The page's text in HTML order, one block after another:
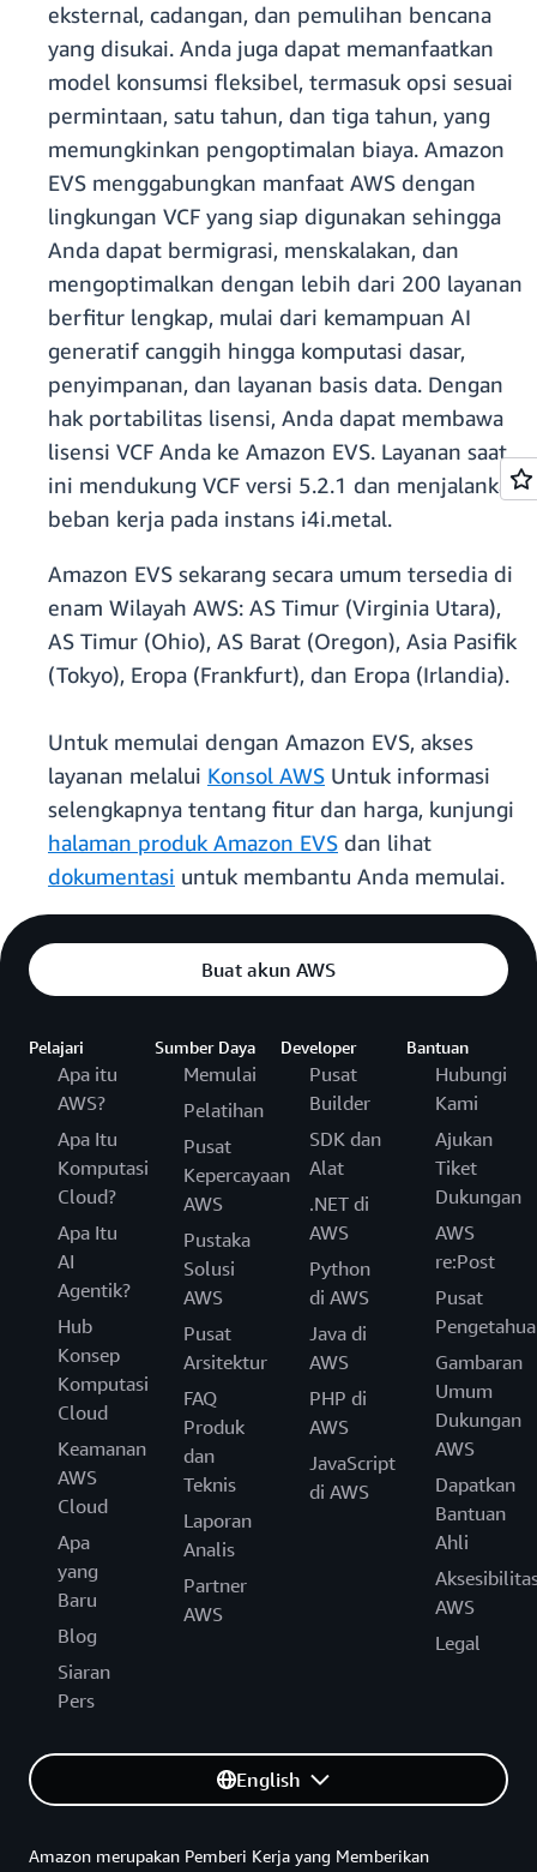
eksternal, cadangan, dan pemulihan bencana
yang disukai. Anda juga dapat memanfaatkan
model konsumsi fleksibel, termasuk opsi sesuai
permintaan, satu tahun, dan tiga tahun, yang
memungkinkan pengoptimalan biaya. Amazon
EVS menggabungkan manfaat AWS dengan
lingkungan VCF yang siap digunakan sehingga
Anda dapat bermigrasi, menskalakan, dan
mengoptimalkan dengan lebih dari 200 layanan
berfitur lengkap, mulai dari kemampuan AI
generatif canggih hingga komputasi dasar,
penyimpanan, dan layanan basis data. Dengan
hak portabilitas lisensi, Anda dapat membawa
lisensi VCF Anda ke Amazon EVS. Layanan saat
ini mendukung VCF versi 5.2.1 dan menjalankan
beban kerja pada instans i4i.metal.
Amazon EVS sekarang secara umum tersedia di
enam Wilayah AWS: AS Timur (Virginia Utara),
AS Timur (Ohio), AS Barat (Oregon), Asia Pasifik
(Tokyo), Eropa (Frankfurt), dan Eropa (Irlandia).
Untuk memulai dengan Amazon EVS, akses
layanan melalui Konsol AWS Untuk informasi
selengkapnya tentang fitur dan harga, kunjungi
halaman produk Amazon EVS dan lihat
dokumentasi untuk membantu Anda memulai.
Buat akun AWS
Pelajari
Apa itu
AWS?
Apa Itu
Komputasi
Cloud?
Apa Itu
AI
Agentik?
Hub
Konsep
Komputasi
Cloud
Keamanan
AWS
Cloud
Apa
yang
Baru
Blog
Siaran
Pers
Sumber Daya
Memulai
Pelatihan
Pusat
Kepercayaan
AWS
Pustaka
Solusi
AWS
Pusat
Arsitektur
FAQ
Produk
dan
Teknis
Laporan
Analis
Partner
AWS
Developer
Pusat
Builder
SDK dan
Alat
.NET di
AWS
Python
di AWS
Java di
AWS
PHP di
AWS
JavaScript
di AWS
Bantuan
Hubungi
Kami
Ajukan
Tiket
Dukungan
AWS
re:Post
Pusat
Gambaran
Umum
Dukungan
AWS
Dapatkan
Bantuan
Ahli
AWS
Legal
English
Amazon merupakan Pemberi Kerja yang Memberikan